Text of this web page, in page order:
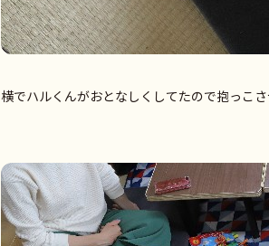
横でハルくんがおとなしくしてたので抱っこ